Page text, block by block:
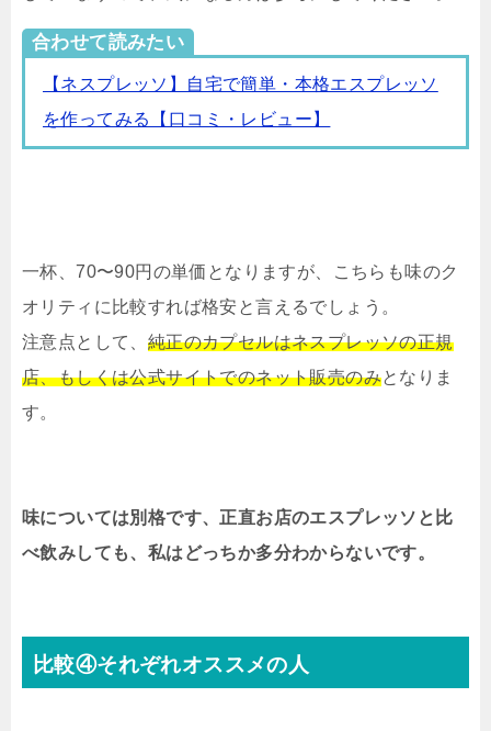
合わせて読みたい
【ネスプレッソ】自宅で簡単・本格エスプレッソ
を作ってみる【口コミ・レビュー】
一杯、70〜90円の単価となりますが、こちらも味のク
オリティに比較すれば格安と言えるでしょう。
注意点として、 純正のカプセルはネスプレッソの正規
店、もしくは公式サイトでのネット販売のみとなりま
す。
味については別格です、正直お店のエスプレッソと比
べ飲みしても、私はどっちか多分わからないです。
比較④それぞれオススメの人